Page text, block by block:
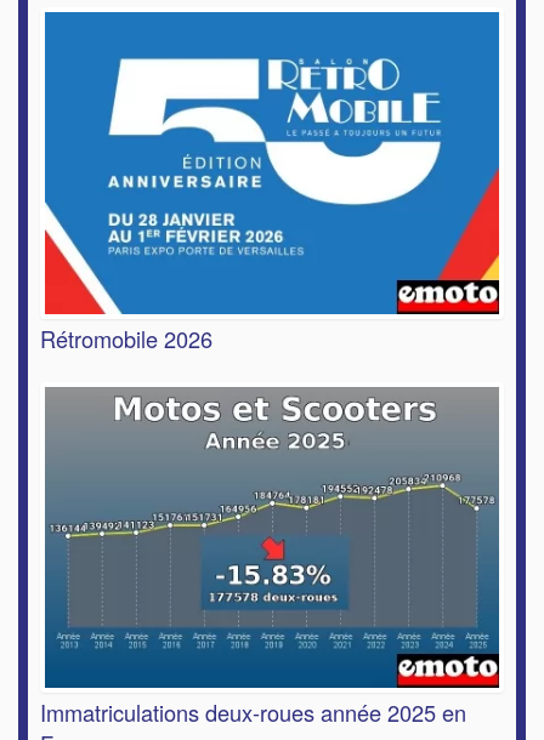
Rétromobile 2026
Immatriculations deux-roues année 2025 en